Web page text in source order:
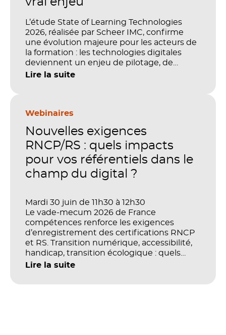
L’étude State of Learning Technologies
2026, réalisée par Scheer IMC, confirme
une évolution majeure pour les acteurs de
la formation : les technologies digitales
deviennent un enjeu de pilotage, de
performance et de preuve de valeur. IA,
stratégique. Mais comment démontrer
investissements sur les compétences, la
productivité et la performance des
Lire la suite
Webinaires
Nouvelles exigences
RNCP/RS : quels impacts
pour vos référentiels dans le
champ du digital ?
Mardi 30 juin de 11h30 à 12h30
Le vade-mecum 2026 de France
compétences renforce les exigences
d’enregistrement des certifications RNCP
et RS. Transition numérique, accessibilité,
handicap, transition écologique : quels
impacts concrets pour les référentiels dans
Lire la suite